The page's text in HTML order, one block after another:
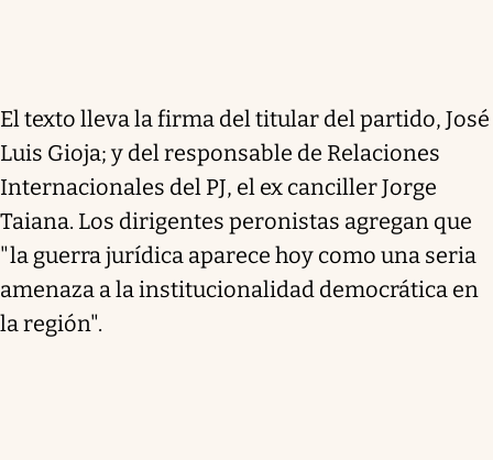
El texto lleva la firma del titular del partido, José
Luis Gioja; y del responsable de Relaciones
Internacionales del PJ, el ex canciller Jorge
Taiana. Los dirigentes peronistas agregan que
"la guerra jurídica aparece hoy como una seria
amenaza a la institucionalidad democrática en
la región".